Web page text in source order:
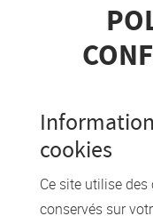
cookies
Ce site utilise
conservés sur